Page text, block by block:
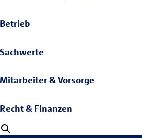
Betrieb
Sachwerte
Mitarbeiter & Vorsorge
Recht & Finanzen